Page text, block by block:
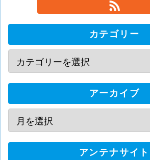
カテゴリー
アーカイブ
アンテナサイト